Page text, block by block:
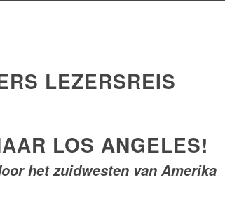
LEZERSREIS
LOS ANGELES!
het zuidwesten van Amerika